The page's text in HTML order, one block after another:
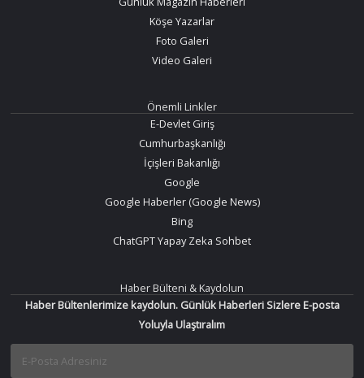
Köşe Yazarlar
Foto Galeri
Video Galeri
Önemli Linkler
E-Devlet Giriş
Cumhurbaşkanlığı
İçişleri Bakanlığı
Google
Google Haberler (Google News)
Bing
ChatGPT Yapay Zeka Sohbet
Haber Bülteni & Kaydolun
Haber Bültenlerimize kaydolun. Günlük Haberleri Sizlere E-posta
Yoluyla Ulaştıralım